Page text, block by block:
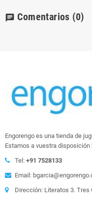
chat Comentarios (0)
Engorengo es una tienda de
Estamos a vuestra disposición
Tel: +91 7528133
Email:
Dirección: Literatos 3. Tres